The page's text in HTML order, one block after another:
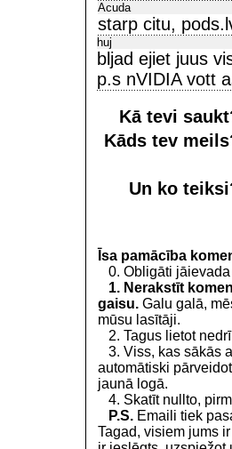
Acuda
starp citu,
huj
bljad ejiet juus
p.s nVIDIA vott
Kā tevi
Kāds tev
Un ko
Īsa pamācība
0. Obligāti jāievada
1. Nerakstīt
gaisu. Galu galā,
mūsu lasītāji.
2. Tagus lietot
3. Viss, kas sākās
automātiski
jaunā logā.
4. Skatīt nullto,
P.S. Emaili tiek
Tagad, visiem jums